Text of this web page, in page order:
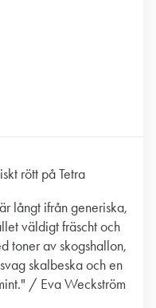
rött på Tetra
långt ifrån generiska,
väldigt fräscht och
toner av skogshallon,
skalbeska och en
/ Eva Weckström